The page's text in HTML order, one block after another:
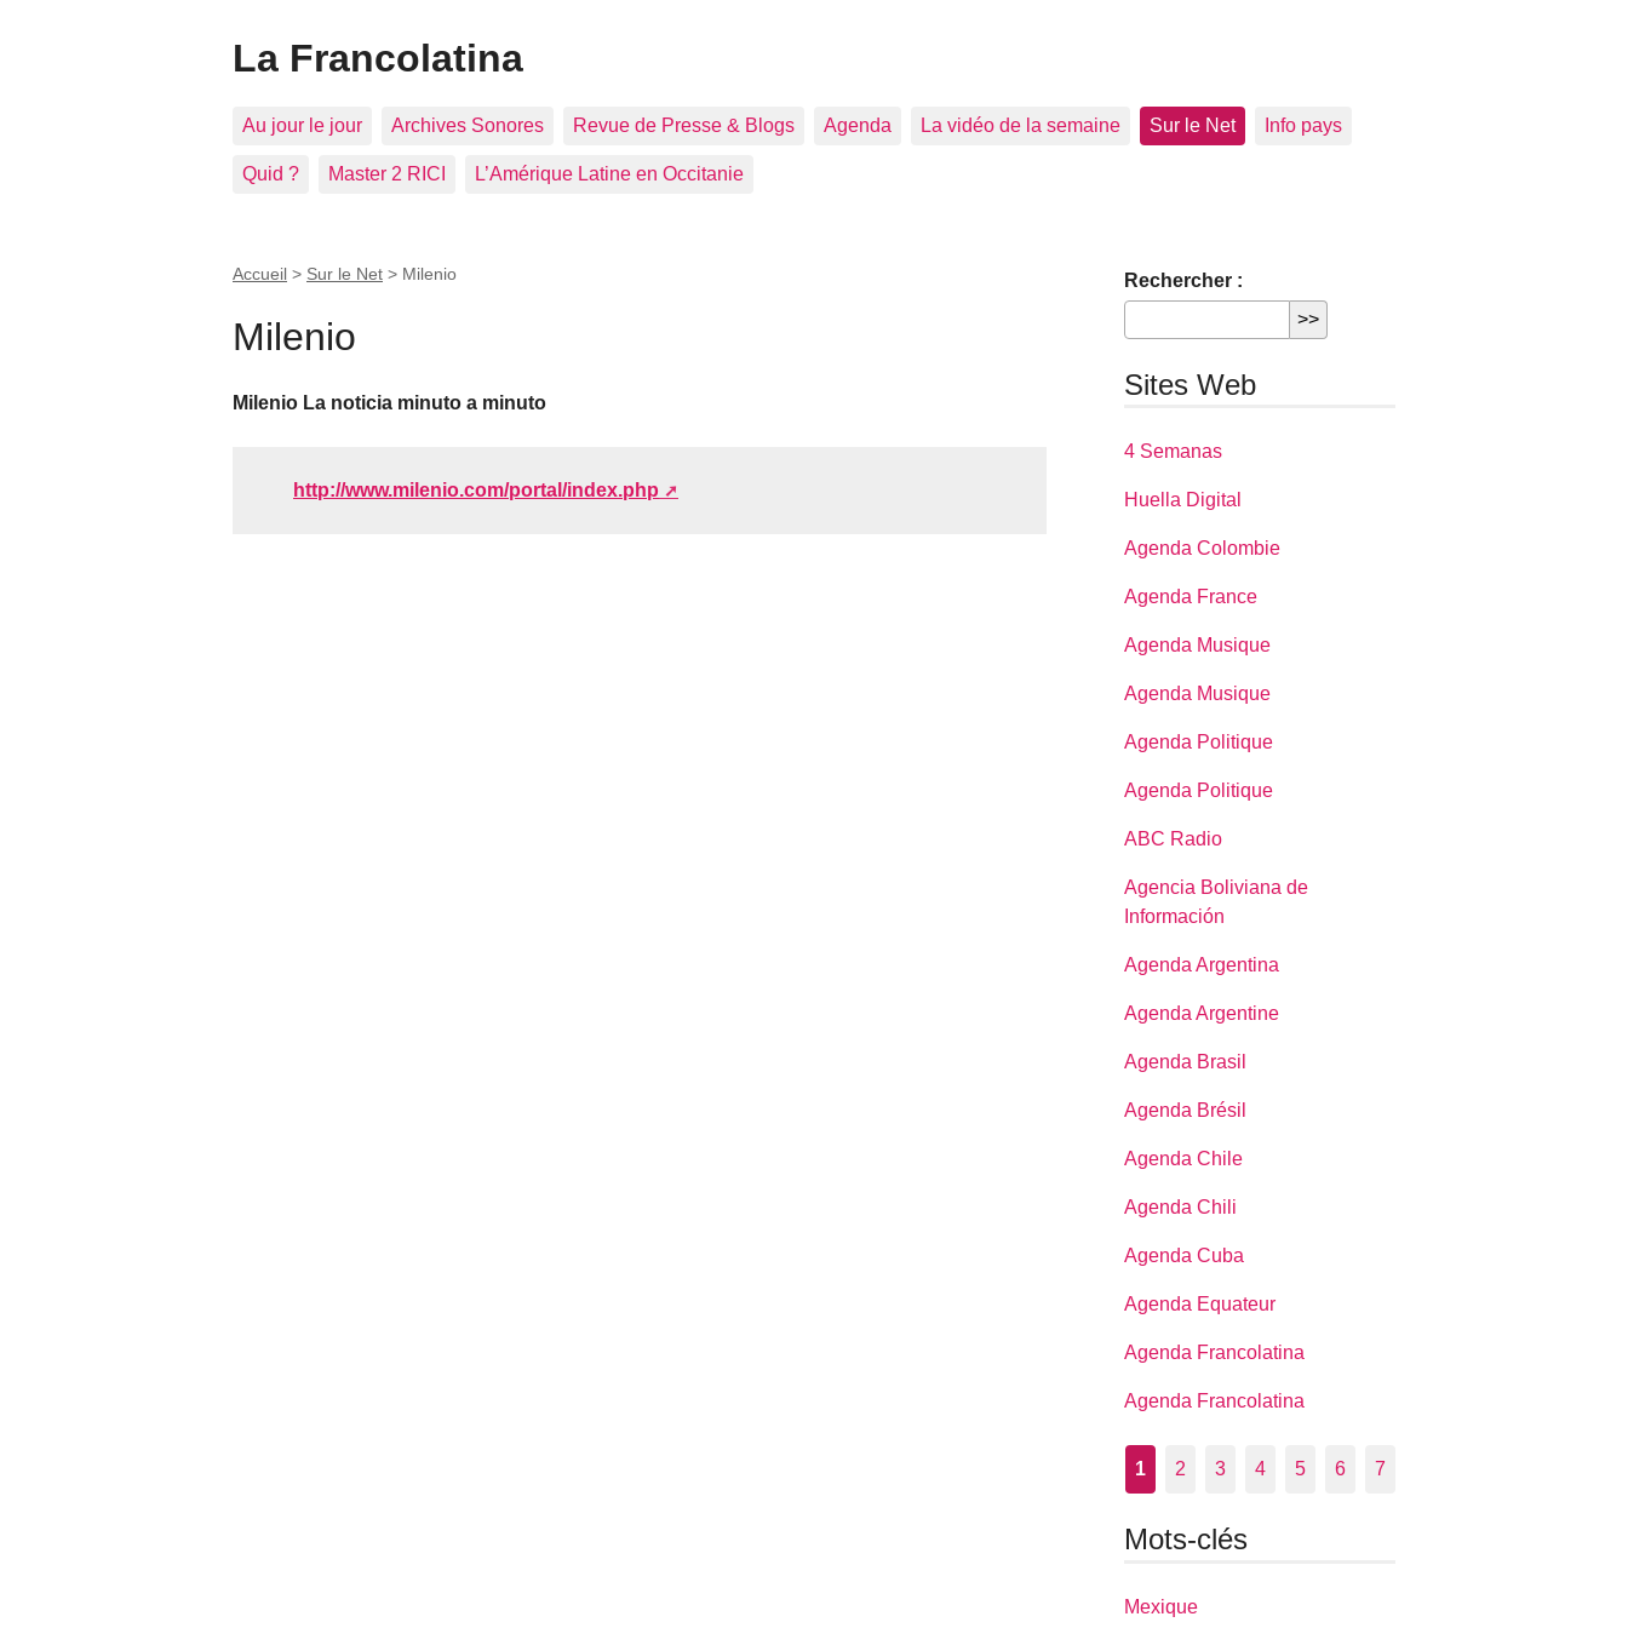
La Francolatina
Au jour le jour Archives Sonores Revue de Presse & Blogs Agenda La vidéo de la semaine Sur le Net Info pays
Quid ? Master 2 RICI L’Amérique Latine en Occitanie
Accueil > Sur le Net > Milenio
Milenio
Milenio La noticia minuto a minuto
http://www.milenio.com/portal/index.php
Rechercher :
Sites Web
4 Semanas
Huella Digital
Agenda Colombie
Agenda France
Agenda Musique
Agenda Musique
Agenda Politique
Agenda Politique
ABC Radio
Agencia Boliviana de
Información
Agenda Argentina
Agenda Argentine
Agenda Brasil
Agenda Brésil
Agenda Chile
Agenda Chili
Agenda Cuba
Agenda Equateur
Agenda Francolatina
Agenda Francolatina
1 2 3 4 5 6 7
Mots-clés
Mexique